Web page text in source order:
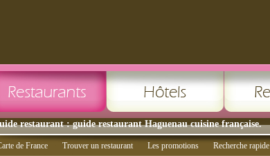
restaurant : guide restaurant Haguenau cuisine française.
de France Trouver un restaurant Les promotions Recherche rapide